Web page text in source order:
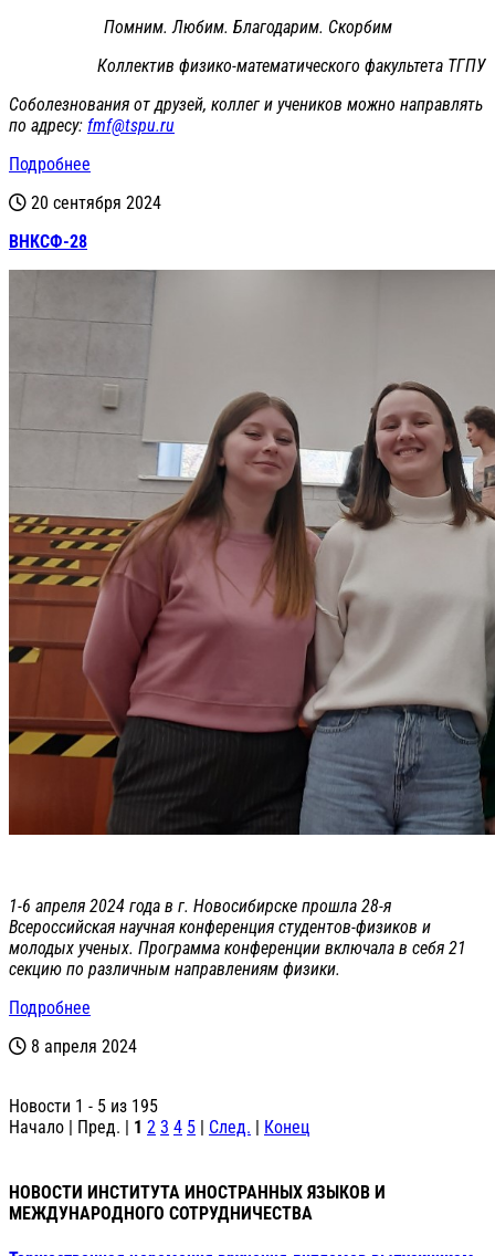
Помним. Любим. Благодарим. Скорбим
Коллектив физико-математического факультета ТГПУ
Соболезнования от друзей, коллег и учеников можно направлять
по адресу: fmf@tspu.ru
Подробнее
20 сентября 2024
ВНКСФ-28
1-6 апреля 2024 года в г. Новосибирске прошла 28-я
Всероссийская научная конференция студентов-физиков и
молодых ученых. Программа конференции включала в себя 21
секцию по различным направлениям физики.
Подробнее
8 апреля 2024
Новости 1 - 5 из 195
Начало | Пред. | 1 2 3 4 5 | След. | Конец
НОВОСТИ ИНСТИТУТА ИНОСТРАННЫХ ЯЗЫКОВ И
МЕЖДУНАРОДНОГО СОТРУДНИЧЕСТВА